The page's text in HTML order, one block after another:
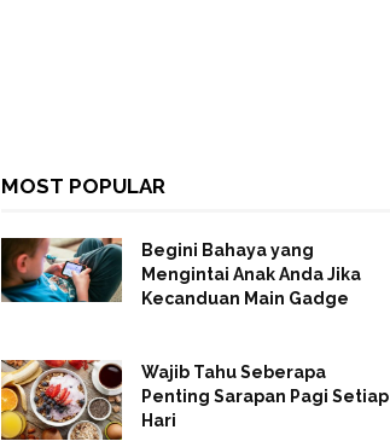
MOST POPULAR
Begini Bahaya yang
Mengintai Anak Anda Jika
Kecanduan Main Gadge
Wajib Tahu Seberapa
Penting Sarapan Pagi Setiap
Hari